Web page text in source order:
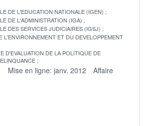
DE L'EDUCATION NATIONALE (IGEN)
DE L'ADMINISTRATION (IGA)
DES SERVICES JUDICIAIRES (IGSJ)
L'ENVIRONNEMENT ET DU DEVELOPPEMENT
D'EVALUATION DE LA POLITIQUE DE
Mise en ligne: janv. 2012
Affaire